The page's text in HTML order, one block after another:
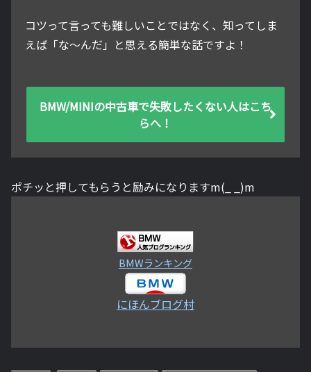
コツって言っても難しいことではなく、知ってしま
えば「な～んだ」と思える簡単な話ですよ！
BMW/MINIの中古車で失敗したくない人はこち
らへ！
ポチッと押してもらうと励みになりますm(_ _)m
BMWランキング
にほんブログ村